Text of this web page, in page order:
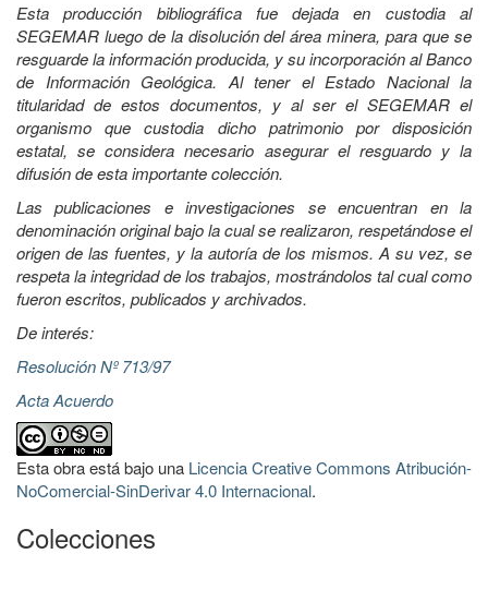
Esta producción bibliográfica fue dejada en custodia al
SEGEMAR luego de la disolución del área minera, para que se
resguarde la información producida, y su incorporación al Banco
de Información Geológica. Al tener el Estado Nacional la
titularidad de estos documentos, y al ser el SEGEMAR el
organismo que custodia dicho patrimonio por disposición
estatal, se considera necesario asegurar el resguardo y la
difusión de esta importante colección.
Las publicaciones e investigaciones se encuentran en la
denominación original bajo la cual se realizaron, respetándose el
origen de las fuentes, y la autoría de los mismos. A su vez, se
respeta la integridad de los trabajos, mostrándolos tal cual como
fueron escritos, publicados y archivados.
De interés:
Resolución Nº 713/97
Acta Acuerdo
Esta obra está bajo una Licencia Creative Commons Atribución-
NoComercial-SinDerivar 4.0 Internacional.
Colecciones